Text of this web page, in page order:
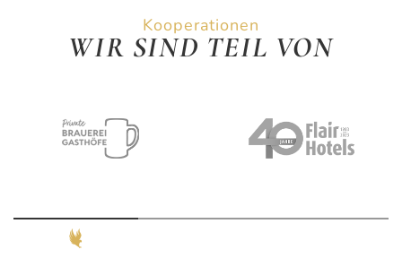
Kooperationen
WIR SIND TEIL VON